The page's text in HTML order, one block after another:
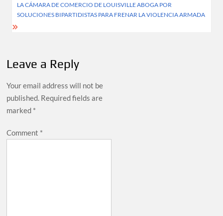
LA CÁMARA DE COMERCIO DE LOUISVILLE ABOGA POR
SOLUCIONES BIPARTIDISTAS PARA FRENAR LA VIOLENCIA ARMADA
Leave a Reply
Your email address will not be
published. Required fields are
marked *
Comment *